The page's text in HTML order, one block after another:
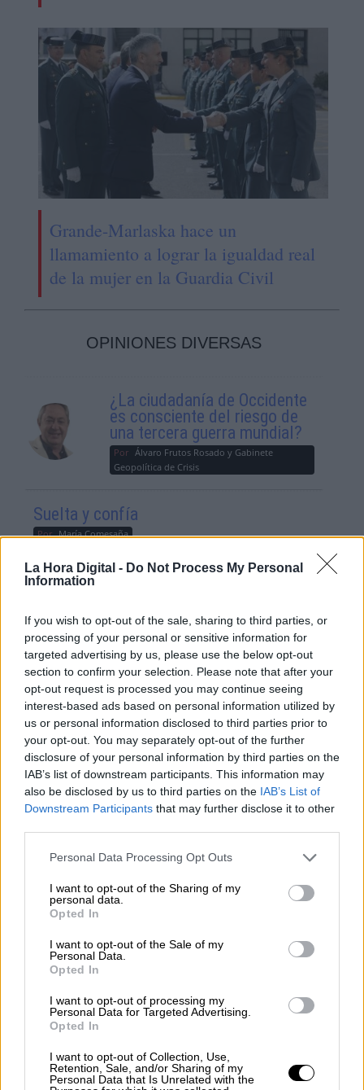
La Hora Digital - Do Not Process My Personal
Information
If you wish to opt-out of the sale, sharing to third parties, or
processing of your personal or sensitive information for
targeted advertising by us, please use the below opt-out
section to confirm your selection. Please note that after your
opt-out request is processed you may continue seeing
interest-based ads based on personal information utilized by
us or personal information disclosed to third parties prior to
your opt-out. You may separately opt-out of the further
disclosure of your personal information by third parties on the
IAB’s list of downstream participants. This information may
also be disclosed by us to third parties on the IAB’s List of
Downstream Participants that may further disclose it to other
Personal Data Processing Opt Outs
I want to opt-out of the Sharing of my
personal data.
Opted In
I want to opt-out of the Sale of my
Personal Data.
Opted In
I want to opt-out of processing my
Personal Data for Targeted Advertising.
Opted In
I want to opt-out of Collection, Use,
Retention, Sale, and/or Sharing of my
Personal Data that Is Unrelated with the
Grande-Marlaska hace un
llamamiento a lograr la igualdad real
de la mujer en la Guardia Civil
OPINIONES DIVERSAS
¿La ciudadanía de Occidente
es consciente del riesgo de
una tercera guerra mundial?
Por Álvaro Frutos Rosado y Gabinete
Geopolítica de Crisis
Suelta y confía
Por María Comesaña
Votantes y votados
El Conflicto de Oriente Medio:
Un Nuevo Orden Autoritario
en Construcción
Álvaro Frutos Rosado y Gabinete
Reconquista leonesa
Por Carlos Miranda
Clara Campoamor: Mi sueño,
Por María Pérez Herrero
NOTICIAS MAS VISTAS